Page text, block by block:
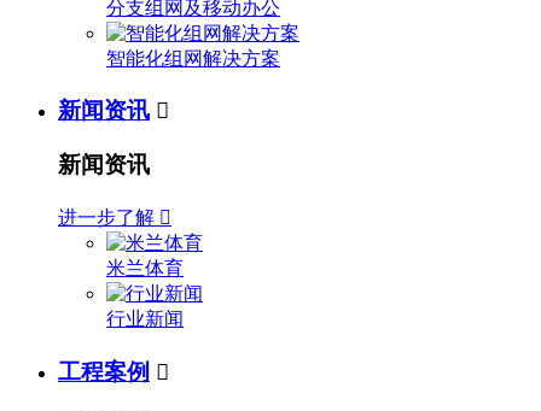
分支组网及移动办公
智能化组网解决方案
新闻资讯 
新闻资讯
进一步了解 
米兰体育
行业新闻
工程案例 